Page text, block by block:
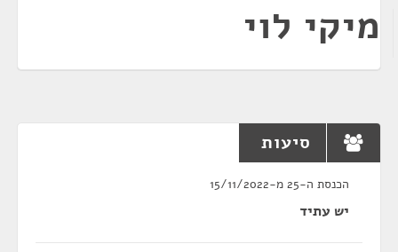
מיקי לוי
סיעות
הכנסת ה-25 מ-15/11/2022
יש עתיד